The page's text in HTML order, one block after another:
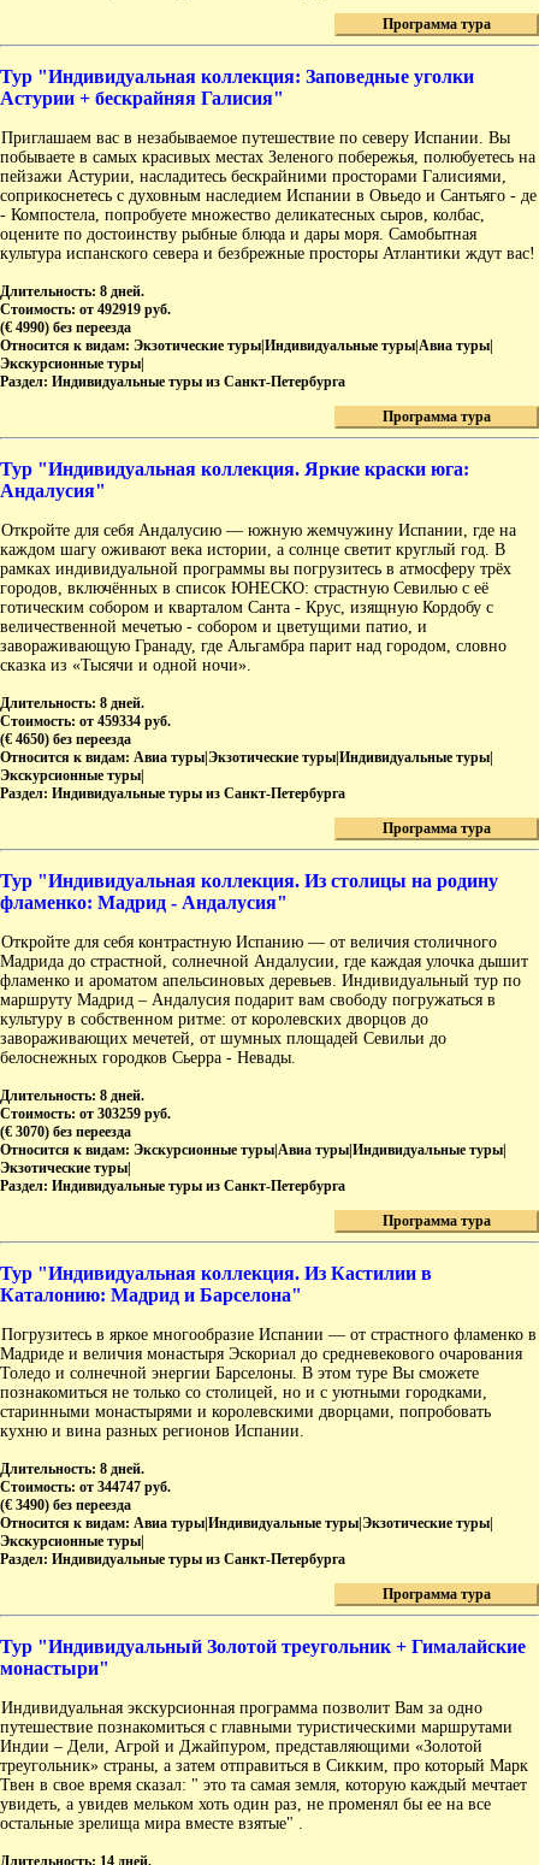
Программа тура
Тур "Индивидуальная коллекция: Заповедные уголки
Астурии + бескрайняя Галисия"
Приглашаем вас в незабываемое путешествие по северу Испании. Вы
побываете в самых красивых местах Зеленого побережья, полюбуетесь на
пейзажи Астурии, насладитесь бескрайними просторами Галисиями,
соприкоснетесь с духовным наследием Испании в Овьедо и Сантьяго - де
- Компостела, попробуете множество деликатесных сыров, колбас,
оцените по достоинству рыбные блюда и дары моря. Самобытная
культура испанского севера и безбрежные просторы Атлантики ждут вас!
Длительность: 8 дней.
Стоимость: от 492919 руб.
(€ 4990) без переезда
Относится к видам: Экзотические туры|Индивидуальные туры|Авиа туры|
Экскурсионные туры|
Раздел: Индивидуальные туры из Санкт-Петербурга
Программа тура
Тур "Индивидуальная коллекция. Яркие краски юга:
Андалусия"
Откройте для себя Андалусию — южную жемчужину Испании, где на
каждом шагу оживают века истории, а солнце светит круглый год. В
рамках индивидуальной программы вы погрузитесь в атмосферу трёх
городов, включённых в список ЮНЕСКО: страстную Севилью с её
готическим собором и кварталом Санта - Крус, изящную Кордобу с
величественной мечетью - собором и цветущими патио, и
завораживающую Гранаду, где Альгамбра парит над городом, словно
сказка из «Тысячи и одной ночи».
Длительность: 8 дней.
Стоимость: от 459334 руб.
(€ 4650) без переезда
Относится к видам: Авиа туры|Экзотические туры|Индивидуальные туры|
Экскурсионные туры|
Раздел: Индивидуальные туры из Санкт-Петербурга
Программа тура
Тур "Индивидуальная коллекция. Из столицы на родину
фламенко: Мадрид - Андалусия"
Откройте для себя контрастную Испанию — от величия столичного
Мадрида до страстной, солнечной Андалусии, где каждая улочка дышит
фламенко и ароматом апельсиновых деревьев. Индивидуальный тур по
маршруту Мадрид – Андалусия подарит вам свободу погружаться в
культуру в собственном ритме: от королевских дворцов до
завораживающих мечетей, от шумных площадей Севильи до
белоснежных городков Сьерра - Невады.
Длительность: 8 дней.
Стоимость: от 303259 руб.
(€ 3070) без переезда
Относится к видам: Экскурсионные туры|Авиа туры|Индивидуальные туры|
Экзотические туры|
Раздел: Индивидуальные туры из Санкт-Петербурга
Программа тура
Тур "Индивидуальная коллекция. Из Кастилии в
Каталонию: Мадрид и Барселона"
Погрузитесь в яркое многообразие Испании — от страстного фламенко в
Мадриде и величия монастыря Эскориал до средневекового очарования
Толедо и солнечной энергии Барселоны. В этом туре Вы сможете
познакомиться не только со столицей, но и с уютными городками,
старинными монастырями и королевскими дворцами, попробовать
кухню и вина разных регионов Испании.
Длительность: 8 дней.
Стоимость: от 344747 руб.
(€ 3490) без переезда
Относится к видам: Авиа туры|Индивидуальные туры|Экзотические туры|
Экскурсионные туры|
Раздел: Индивидуальные туры из Санкт-Петербурга
Программа тура
Тур "Индивидуальный Золотой треугольник + Гималайские
монастыри"
Индивидуальная экскурсионная программа позволит Вам за одно
путешествие познакомиться с главными туристическими маршрутами
Индии – Дели, Агрой и Джайпуром, представляющими «Золотой
треугольник» страны, а затем отправиться в Сикким, про который Марк
Твен в свое время сказал: " это та самая земля, которую каждый мечтает
увидеть, а увидев мельком хоть один раз, не променял бы ее на все
остальные зрелища мира вместе взятые" .